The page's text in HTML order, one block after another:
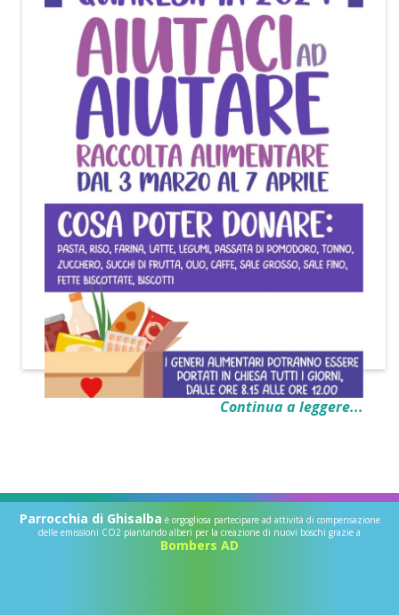
Continua a leggere...
Parrocchia di Ghisalba è orgogliosa partecipare ad attività di compensazione
delle emissioni CO2 piantando alberi per la creazione di nuovi boschi grazie a
Bombers AD